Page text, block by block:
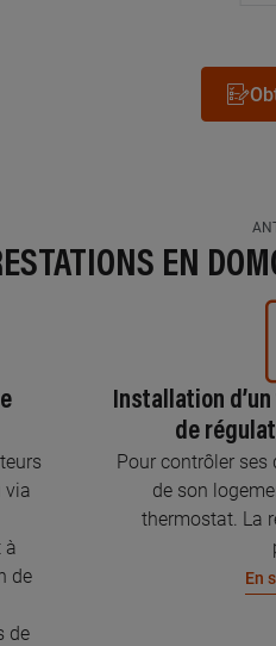
EN
via
à
de
de
Installation
de
Pour contrôler ses
de son
thermostat. La
En